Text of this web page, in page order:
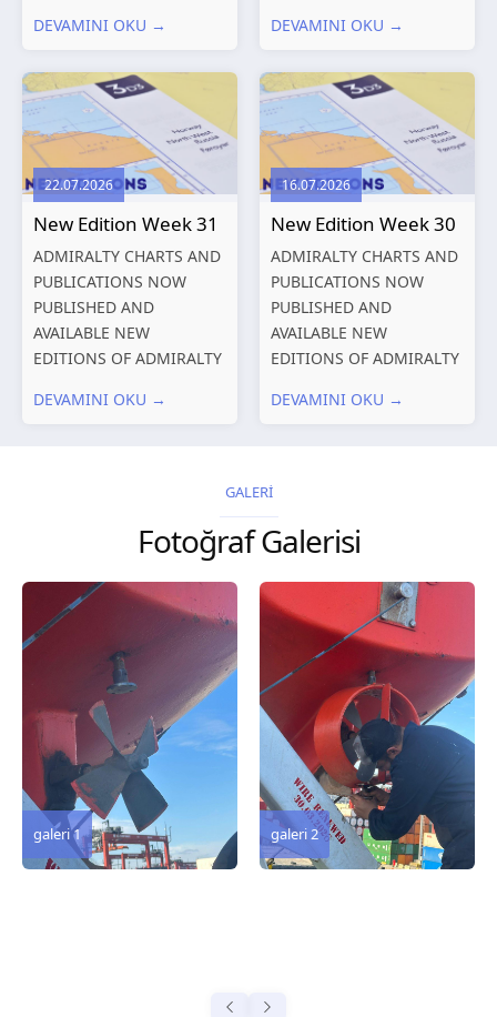
PUBLICATIONS New
Charts published 13
August 2026 Chart
Title, limits
and other remarks
319
International chart
DEVAMINI OKU →
PUBLICATIONS New
Charts published 06
August 2026 Chart Title,
limits and other remarks
1602 China – Chang...
DEVAMINI OKU →
22.07.2026
New Edition Week 31
ADMIRALTY CHARTS AND
PUBLICATIONS NOW
PUBLISHED AND
AVAILABLE NEW
EDITIONS OF ADMIRALTY
PUBLICATIONS New
remarks 127 Korea
DEVAMINI OKU →
16.07.2026
New Edition Week 30
ADMIRALTY CHARTS AND
PUBLICATIONS NOW
PUBLISHED AND
AVAILABLE NEW
EDITIONS OF ADMIRALTY
PUBLICATIONS New
2026 Chart
Title, limits and other
remarks 67 Gulf of...
DEVAMINI OKU →
GALERİ
Fotoğraf Galerisi
galeri 2
galeri 3